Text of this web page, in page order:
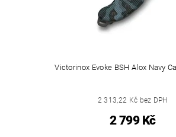
Victorinox Evoke BSH Alox Navy
2 313,22 Kč bez DPH
2 799 Kč